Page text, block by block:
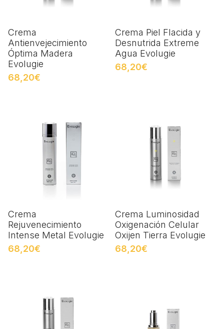
Crema
Antienvejecimiento
Óptima Madera
Evolugie
68,20€
Crema Piel Flacida y
Desnutrida Extreme
Agua Evolugie
68,20€
Crema
Rejuvenecimiento
Intense Metal Evolugie
68,20€
Crema Luminosidad
Oxigenación Celular
Oxijen Tierra Evolugie
68,20€